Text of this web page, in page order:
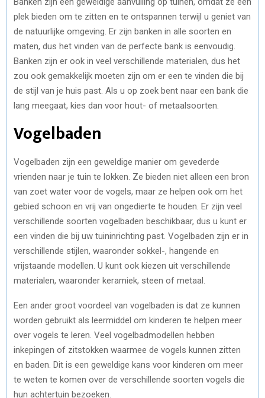
plek bieden om te zitten en te ontspannen terwijl u geniet van
de natuurlijke omgeving. Er zijn banken in alle soorten en
maten, dus het vinden van de perfecte bank is eenvoudig.
Banken zijn er ook in veel verschillende materialen, dus het
zou ook gemakkelijk moeten zijn om er een te vinden die bij
de stijl van je huis past. Als u op zoek bent naar een bank die
lang meegaat, kies dan voor hout- of metaalsoorten.
Vogelbaden
Vogelbaden zijn een geweldige manier om gevederde
vrienden naar je tuin te lokken. Ze bieden niet alleen een bron
van zoet water voor de vogels, maar ze helpen ook om het
gebied schoon en vrij van ongedierte te houden. Er zijn veel
verschillende soorten vogelbaden beschikbaar, dus u kunt er
een vinden die bij uw tuininrichting past. Vogelbaden zijn er in
verschillende stijlen, waaronder sokkel-, hangende en
vrijstaande modellen. U kunt ook kiezen uit verschillende
materialen, waaronder keramiek, steen of metaal.
Een ander groot voordeel van vogelbaden is dat ze kunnen
worden gebruikt als leermiddel om kinderen te helpen meer
over vogels te leren. Veel vogelbadmodellen hebben
inkepingen of zitstokken waarmee de vogels kunnen zitten
en baden. Dit is een geweldige kans voor kinderen om meer
te weten te komen over de verschillende soorten vogels die
hun achtertuin bezoeken.